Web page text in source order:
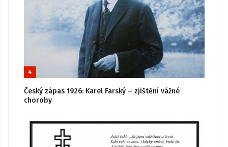
4
Český zápas 1926: Karel Farský – zjištění vážné
choroby